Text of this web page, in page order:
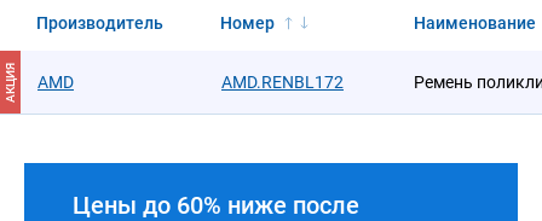
Производитель Номер Наименование
АКЦИЯ AMD AMD.RENBL172 Ремень
Цены до 60% ниже после